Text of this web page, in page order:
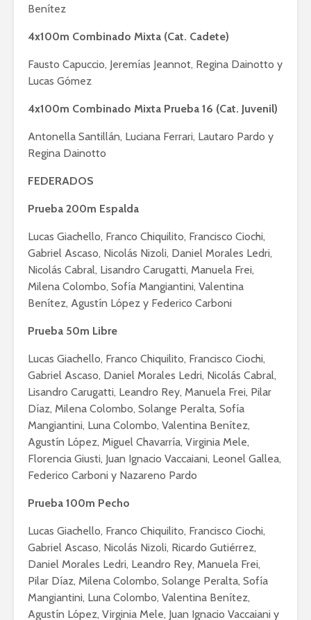
Benítez
4x100m Combinado Mixta (Cat. Cadete)
Fausto Capuccio, Jeremías Jeannot, Regina Dainotto y
Lucas Gómez
4x100m Combinado Mixta Prueba 16 (Cat. Juvenil)
Antonella Santillán, Luciana Ferrari, Lautaro Pardo y
Regina Dainotto
FEDERADOS
Prueba 200m Espalda
Lucas Giachello, Franco Chiquilito, Francisco Ciochi,
Gabriel Ascaso, Nicolás Nizoli, Daniel Morales Ledri,
Nicolás Cabral, Lisandro Carugatti, Manuela Frei,
Milena Colombo, Sofía Mangiantini, Valentina
Benítez, Agustín López y Federico Carboni
Prueba 50m Libre
Lucas Giachello, Franco Chiquilito, Francisco Ciochi,
Gabriel Ascaso, Daniel Morales Ledri, Nicolás Cabral,
Lisandro Carugatti, Leandro Rey, Manuela Frei, Pilar
Díaz, Milena Colombo, Solange Peralta, Sofía
Mangiantini, Luna Colombo, Valentina Benítez,
Agustín López, Miguel Chavarría, Virginia Mele,
Florencia Giusti, Juan Ignacio Vaccaiani, Leonel Gallea,
Federico Carboni y Nazareno Pardo
Prueba 100m Pecho
Lucas Giachello, Franco Chiquilito, Francisco Ciochi,
Gabriel Ascaso, Nicolás Nizoli, Ricardo Gutiérrez,
Daniel Morales Ledri, Leandro Rey, Manuela Frei,
Pilar Díaz, Milena Colombo, Solange Peralta, Sofía
Mangiantini, Luna Colombo, Valentina Benítez,
Agustín López, Virginia Mele, Juan Ignacio Vaccaiani y